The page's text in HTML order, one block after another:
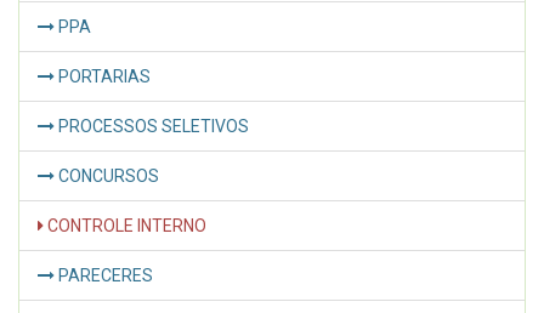
PPA
PORTARIAS
PROCESSOS SELETIVOS
CONCURSOS
CONTROLE INTERNO
PARECERES